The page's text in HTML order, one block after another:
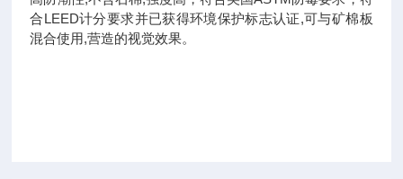
合LEED计分要求并已获得环境保护标志认证,可与矿棉板
混合使用,营造的视觉效果。